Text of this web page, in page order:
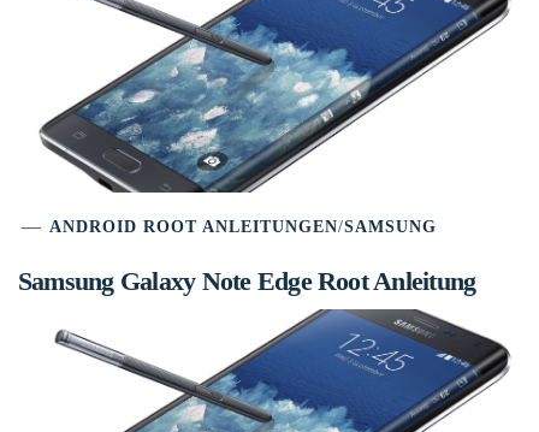
ANDROID ROOT ANLEITUNGEN/SAMSUNG
Samsung Galaxy Note Edge Root Anleitung